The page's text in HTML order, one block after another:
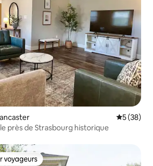
Note
5 (38)
près de Strasbourg historique
parmi les plus aimés
voyageurs